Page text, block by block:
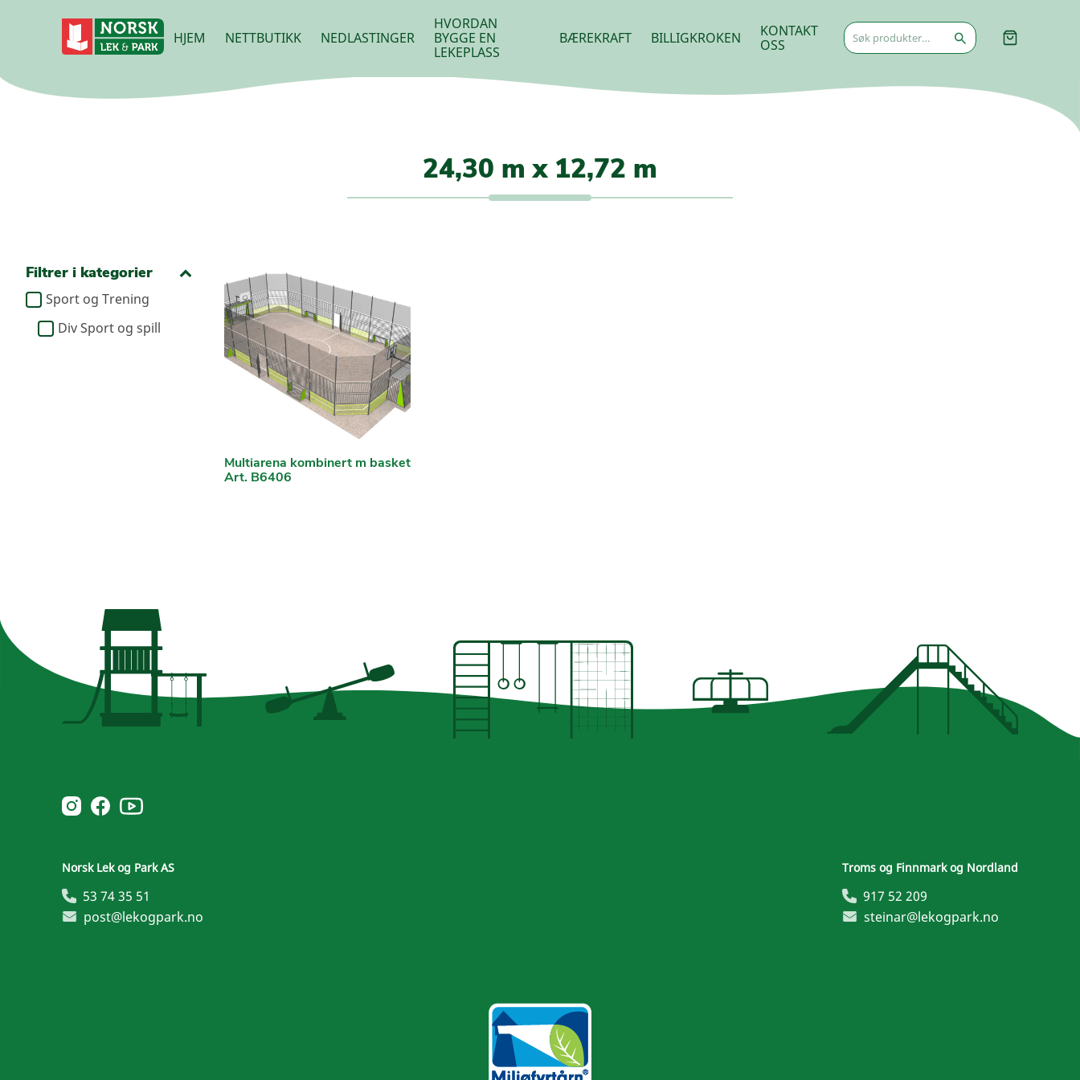
HJEM NETTBUTIKK NEDLASTINGER
HVORDAN
BYGGE EN
LEKEPLASS
BÆREKRAFT BILLIGKROKEN
KONTAKT
OSS
Søk
etter:
24,30 m x 12,72 m
Filtrer i kategorier
Sport og Trening
Div Sport og spill
Multiarena kombinert m basket
Art. B6406
Norsk Leg & Park instagram
Norsk Leg & Park facebook
Norsk Leg & Park youtube
Norsk Lek og Park AS
53 74 35 51
post@lekogpark.no
Troms og Finnmark og Nordland
917 52 209
steinar@lekogpark.no